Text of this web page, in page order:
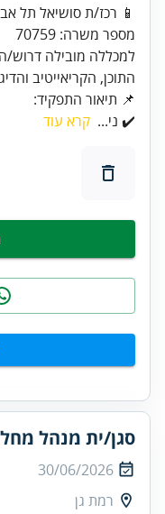
מספר משרה: 70759
למכללה מובילה
התוכן, הקריאייטיב
📌 תיאור התפקיד:
✔️ ני... קרא עוד
סגן/ית מנהל
30/06/2026
רמת גן